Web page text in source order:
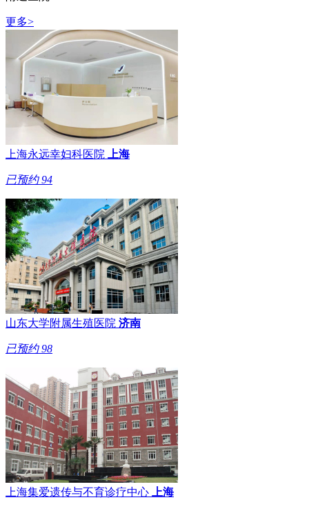
更多>
上海永远幸妇科医院 上海
已预约 94
山东大学附属生殖医院 济南
已预约 98
上海集爱遗传与不育诊疗中心 上海